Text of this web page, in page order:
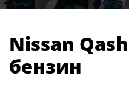
Nissan
бензин